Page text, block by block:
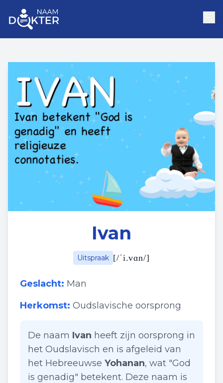
Ivan
Uitspraak [/ˈi.vɑn/]
Geslacht: Man
Herkomst: Oudslavische oorsprong
De naam Ivan heeft zijn oorsprong in
het Oudslavisch en is afgeleid van
het Hebreeuwse Yohanan, wat "God
is genadig" betekent. Deze naam is